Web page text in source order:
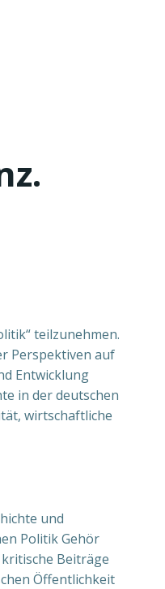
teilzunehmen.
Perspektiven auf
Entwicklung
in der deutschen
wirtschaftliche
und
Politik Gehör
Beiträge
Öffentlichkeit